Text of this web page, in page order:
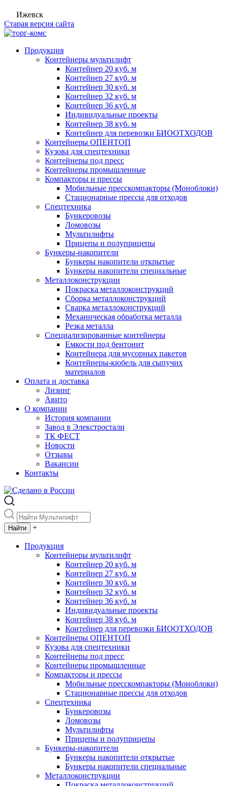
Ижевск
Старая версия сайта
Продукция
Контейнеры мультилифт
Контейнер 20 куб. м
Контейнер 27 куб. м
Контейнер 30 куб. м
Контейнер 32 куб. м
Контейнер 36 куб. м
Индивидуальные проекты
Контейнер 38 куб. м
Контейнер для перевозки БИООТХОДОВ
Контейнеры ОПЕНТОП
Кузова для спецтехники
Контейнеры под пресс
Контейнеры промышленные
Компакторы и прессы
Мобильные пресскомпакторы (Моноблоки)
Стационарные прессы для отходов
Спецтехника
Бункеровозы
Ломовозы
Мультилифты
Прицепы и полуприцепы
Бункеры-накопители
Бункеры накопители открытые
Бункеры накопители специальные
Металлоконструкции
Покраска металлоконструкций
Сборка металлоконструкций
Сварка металлоконструкций
Механическая обработка металла
Резка металла
Специализированные контейнеры
Емкости под бентонит
Контейнера для мусорных пакетов
Контейнеры-кюбель для сыпучих
материалов
Оплата и доставка
Лизинг
Авито
О компании
История компании
Завод в Элекстростали
ТК ФЕСТ
Новости
Отзывы
Вакансии
Контакты
+
Продукция
Контейнеры мультилифт
Контейнер 20 куб. м
Контейнер 27 куб. м
Контейнер 30 куб. м
Контейнер 32 куб. м
Контейнер 36 куб. м
Индивидуальные проекты
Контейнер 38 куб. м
Контейнер для перевозки БИООТХОДОВ
Контейнеры ОПЕНТОП
Кузова для спецтехники
Контейнеры под пресс
Контейнеры промышленные
Компакторы и прессы
Мобильные пресскомпакторы (Моноблоки)
Стационарные прессы для отходов
Спецтехника
Бункеровозы
Ломовозы
Мультилифты
Прицепы и полуприцепы
Бункеры-накопители
Бункеры накопители открытые
Бункеры накопители специальные
Металлоконструкции